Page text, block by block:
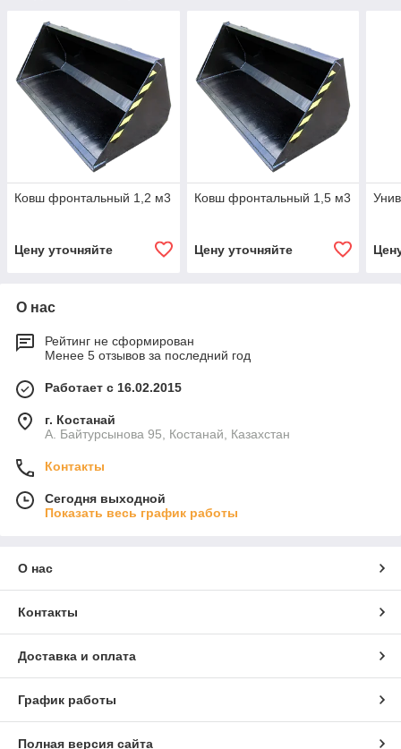
Ковш фронтальный 1,2 м3
Цену уточняйте
Ковш фронтальный 1,5 м3
Цену уточняйте
О нас
Рейтинг не сформирован
Менее 5 отзывов за последний год
Работает с 16.02.2015
г. Костанай
А. Байтурсынова 95, Костанай, Казахстан
Контакты
Сегодня выходной
Показать весь график работы
О нас
Контакты
Доставка и оплата
График работы
Полная версия сайта